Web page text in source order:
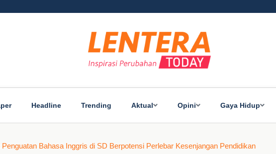
Headline Trending Aktual Opini Gaya Hidup
Bahasa Inggris di SD Berpotensi Perlebar Kesenjangan Pendidikan